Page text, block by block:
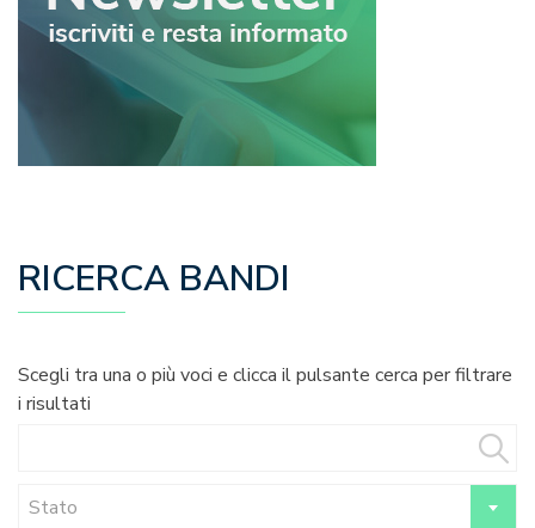
RICERCA BANDI
Scegli tra una o più voci e clicca il pulsante cerca per filtrare
i risultati
Stato